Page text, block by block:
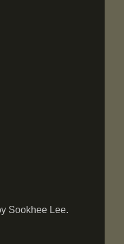
Sookhee Lee.